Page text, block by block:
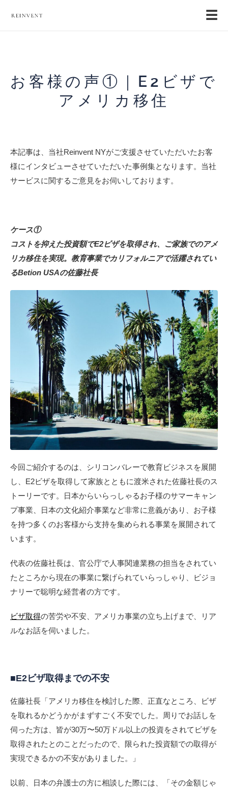
☰
お客様の声①｜E2ビザで
アメリカ移住
本記事は、当社Reinvent NYがご支援させていただいたお客
様にインタビューさせていただいた事例集となります。当社
サービスに関するご意見をお伺いしております。
ケース①
コストを抑えた投資額でE2ビザを取得され、ご家族でのアメ
リカ移住を実現。教育事業でカリフォルニアで活躍されてい
るBetion USAの佐藤社長
今回ご紹介するのは、シリコンバレーで教育ビジネスを展開
し、E2ビザを取得して家族とともに渡米された佐藤社長のス
トーリーです。日本からいらっしゃるお子様のサマーキャン
プ事業、日本の文化紹介事業など非常に意義があり、お子様
を持つ多くのお客様から支持を集められる事業を展開されて
います。
代表の佐藤社長は、官公庁で人事関連業務の担当をされてい
たところから現在の事業に繋げられていらっしゃり、ビジョ
ナリーで聡明な経営者の方です。
ビザ取得の苦労や不安、アメリカ事業の立ち上げまで、リア
ルなお話を伺いました。
■E2ビザ取得までの不安
佐藤社長「アメリカ移住を検討した際、正直なところ、ビザ
を取れるかどうかがまずすごく不安でした。周りでお話しを
伺った方は、皆が30万〜50万ドル以上の投資をされてビザを
取得されたとのことだったので、限られた投資額での取得が
実現できるかの不安がありました。」
以前、日本の弁護士の方に相談した際には、「その金額じゃ